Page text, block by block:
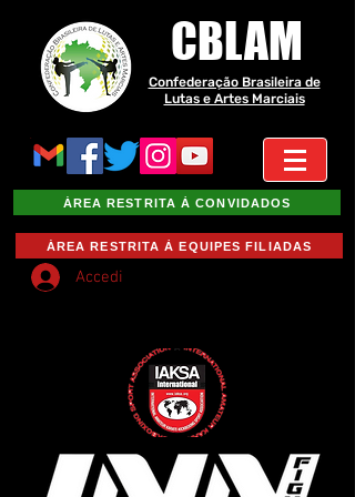
CBLAM
Confederação Brasileira de
Lutas e Artes Marciais
ÁREA RESTRITA À CONVIDADOS
ÁREA RESTRITA À EQUIPES FILIADAS
Accedi